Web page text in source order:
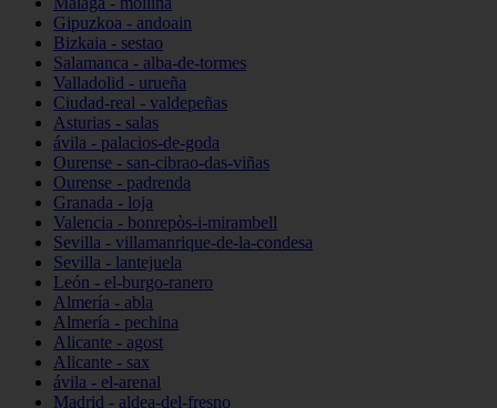
Gipuzkoa - andoain
Bizkaia - sestao
Salamanca - alba-de-tormes
Valladolid - urueña
Ciudad-real - valdepeñas
Asturias - salas
ávila - palacios-de-goda
Ourense - san-cibrao-das-viñas
Ourense - padrenda
Granada - loja
Valencia - bonrepòs-i-mirambell
Sevilla - villamanrique-de-la-condesa
Sevilla - lantejuela
León - el-burgo-ranero
Almería - abla
Almería - pechina
Alicante - agost
Alicante - sax
ávila - el-arenal
Madrid - aldea-del-fresno